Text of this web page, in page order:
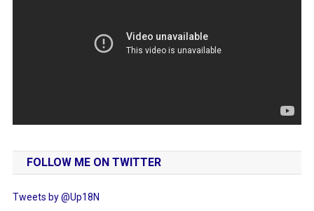
FOLLOW ME ON TWITTER
Tweets by @Up18N